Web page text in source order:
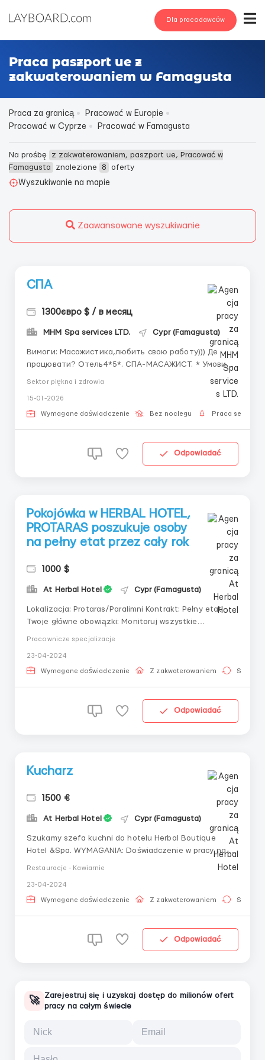
Dla pracodawców
Praca paszport ue z
zakwaterowaniem w Famagusta
Praca za granicą
Pracować w Europie
Pracować w Cyprze
Pracować w Famagusta
Na prośbę
z zakwaterowaniem, paszport ue, Pracować w
Famagusta
znalezione 8
oferty
Wyszukiwanie na mapie
Zaawansowane wyszukiwanie
СПА
1300євро $ / в месяц
MHM Spa services LTD. Cypr (Famagusta)
Вимоги: Масажистика,любить свою работу))) Де
працювати? Отель4*5*. СПА-МАСАЖИСТ. * Умови
Sektor piękna i zdrowia
15-01-2026
Wymagane doświadczenie Bez noclegu Praca
Odpowiadać
Pokojówka w HERBAL HOTEL,
PROTARAS poszukuje osoby
na pełny etat przez cały rok
1000 $
At Herbal Hotel Cypr (Famagusta)
Lokalizacja: Protaras/Paralimni Kontrakt: Pełny etat
Twoje główne obowiązki: Monitoruj wszystkie
Nadzoruj budżet działu housekeeping, prowadź
inwentaryzację i zapewnij odpowiedni zapas środków
Pracownicze specjalizacje
23-04-2024
Wymagane doświadczenie Z zakwaterowaniem Stała
Odpowiadać
Kucharz
1500 €
At Herbal Hotel Cypr (Famagusta)
Szukamy szefa kuchni do hotelu Herbal Boutique
Ηotel &Spa. WYMAGANIA: Doświadczenie w pracy na
osobowość OBOWIĄZKI: Zapewnienie wysokiej jakości
dań i pracy każdego obszaru kuchni. Pomoc i nadzór
Restauracje - Kawiarnie
23-04-2024
Wymagane doświadczenie Z zakwaterowaniem Stała
Odpowiadać
🚀
Zarejestruj się i uzyskaj dostęp do milionów ofert
pracy na całym świecie